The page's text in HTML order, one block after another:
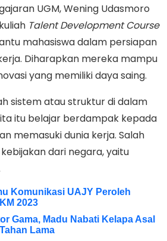
UGM, Wening Udasmoro
Talent Development Course
mahasiswa dalam persiapan
Diharapkan mereka mampu
yang memiliki daya saing.
sistem atau struktur di dalam
itu belajar berdampak kepada
memasuki dunia kerja. Salah
dari negara, yaitu
Komunikasi UAJY Peroleh
2023
Gama, Madu Nabati Kelapa Asal
Lama